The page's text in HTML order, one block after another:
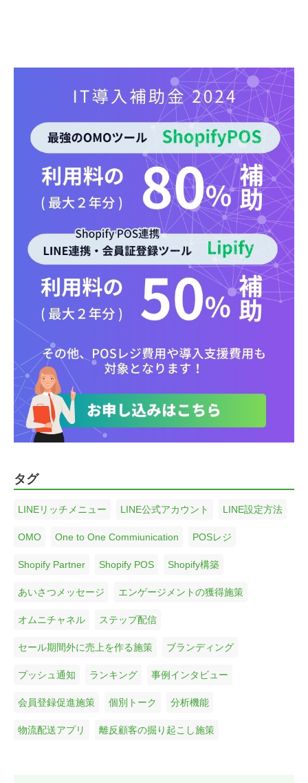
タグ
LINEリッチメニュー LINE公式アカウント LINE設定方法
OMO One to One Commiunication POSレジ
Shopify Partner Shopify POS Shopify構築
あいさつメッセージ エンゲージメントの獲得施策
オムニチャネル ステップ配信
セール期間外に売上を作る施策 ブランディング
プッシュ通知 ランキング 事例インタビュー
会員登録促進施策 個別トーク 分析機能
物流配送アプリ 離反顧客の掘り起こし施策